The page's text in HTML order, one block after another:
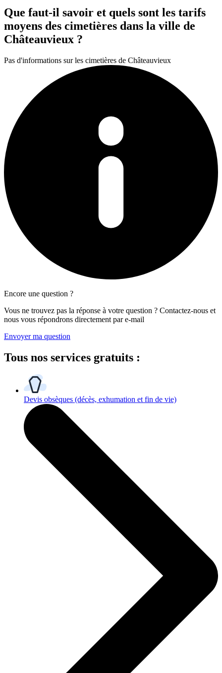
Que faut-il savoir et quels sont les tarifs
moyens des cimetières dans la ville de
Châteauvieux ?
Pas d'informations sur les cimetières de Châteauvieux
Encore une question ?
Vous ne trouvez pas la réponse à votre question ? Contactez-nous et
nous vous répondrons directement par e-mail
Envoyer ma question
Tous nos services gratuits :
Devis obsèques (décès, exhumation et fin de vie)